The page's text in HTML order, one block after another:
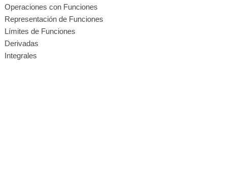
Operaciones con Funciones
Representación de Funciones
Límites de Funciones
Derivadas
Integrales